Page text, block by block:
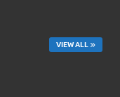
VIEW ALL